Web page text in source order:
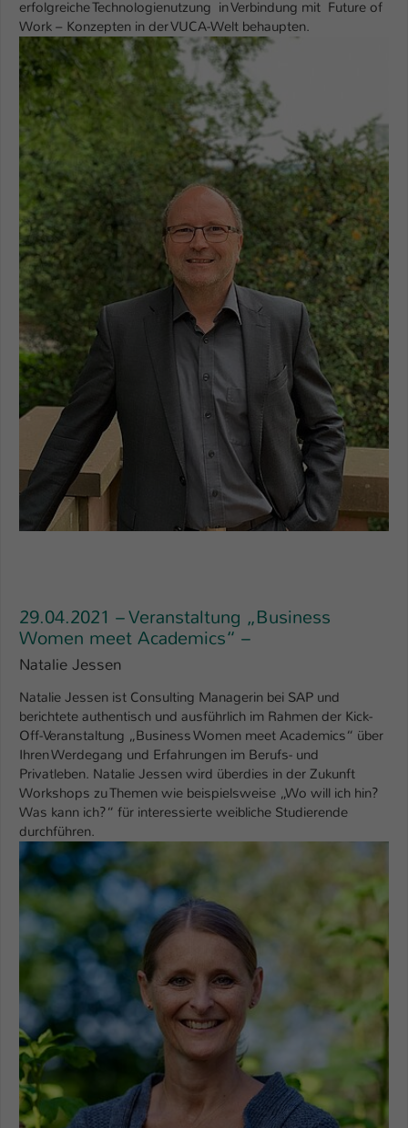
erfolgreiche Technologienutzung in Verbindung mit Future of
Work – Konzepten in der VUCA-Welt behaupten.
29.04.2021 – Veranstaltung „Business
Women meet Academics“ –
Natalie Jessen
Natalie Jessen ist Consulting Managerin bei SAP und
berichtete authentisch und ausführlich im Rahmen der Kick-
Off-Veranstaltung „Business Women meet Academics“ über
Ihren Werdegang und Erfahrungen im Berufs- und
Privatleben. Natalie Jessen wird überdies in der Zukunft
Workshops zu Themen wie beispielsweise „Wo will ich hin?
Was kann ich?“ für interessierte weibliche Studierende
durchführen.